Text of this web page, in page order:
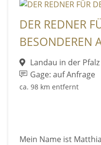
DER REDNER
BESONDEREN
Landau in der Pfalz
Gage: auf Anfrage
ca. 98 km entfernt
Mein Name ist